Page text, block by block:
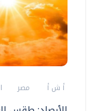
أ ش أ مصر